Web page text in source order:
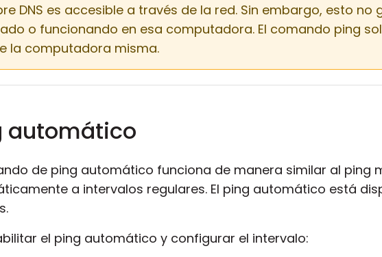
DNS es accesible a través de la red. Sin embargo, esto no
o funcionando en esa computadora. El comando ping
la computadora misma.
automático
de ping automático funciona de manera similar al ping
a intervalos regulares. El ping automático está
el ping automático y configurar el intervalo: